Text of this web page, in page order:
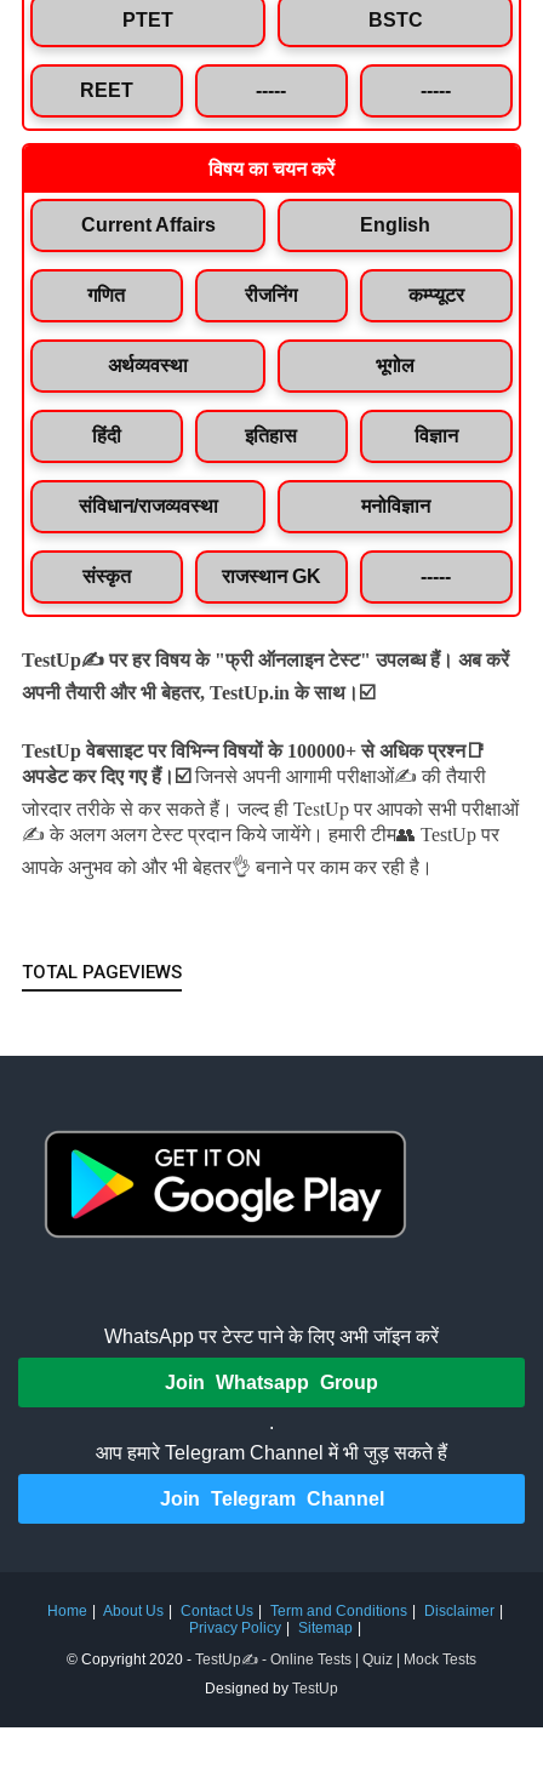
PTET BSTC
REET ----- -----
विषय का चयन करें
Current Affairs English
गणित रीजनिंग कम्प्यूटर
अर्थव्यवस्था भूगोल
हिंदी इतिहास विज्ञान
संविधान/राजव्यवस्था मनोविज्ञान
संस्कृत राजस्थान GK -----
TestUp✍️ पर हर विषय के "फ्री ऑनलाइन टेस्ट" उपलब्ध हैं। अब करें
अपनी तैयारी और भी बेहतर, TestUp.in के साथ।☑️
TestUp वेबसाइट पर विभिन्न विषयों के 100000+ से अधिक प्रश्न📑
अपडेट कर दिए गए हैं। ☑️ जिनसे अपनी आगामी परीक्षाओं✍️ की तैयारी
जोरदार तरीके से कर सकते हैं।जल्द ही TestUp पर आपको सभी परीक्षाओं
✍️ के अलग अलग टेस्ट प्रदान किये जायेंगे। हमारी टीम👥 TestUp पर
आपके अनुभव को और भी बेहतर👌 बनाने पर काम कर रही है।
TOTAL PAGEVIEWS
WhatsApp पर टेस्ट पाने के लिए अभी जॉइन करें
Join Whatsapp Group
.
आप हमारे Telegram Channel में भी जुड़ सकते हैं
Join Telegram Channel
Home About Us Contact Us Term and Conditions
Disclaimer
Privacy Policy
Sitemap
© Copyright 2020 - TestUp✍️ - Online Tests | Quiz | Mock Tests
Designed by TestUp